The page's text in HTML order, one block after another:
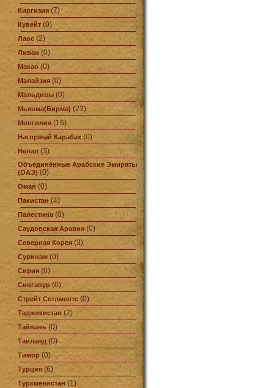
Киргизия (7)
Кувейт (0)
Лаос (2)
Ливан (0)
Макао (0)
Малайзия (0)
Мальдивы (0)
Мьянма(Бирма) (23)
Монголия (16)
Нагорный Карабах (0)
Непал (3)
Объединённые Арабские Эмираты
(ОАЭ) (0)
Оман (0)
Пакистан (4)
Палестина (0)
Саудовская Аравия (0)
Северная Корея (3)
Суринам (0)
Сирия (0)
Сингапур (0)
Стрейт Сетлментс (0)
Таджикистан (2)
Тайвань (0)
Таиланд (0)
Тимор (0)
Турция (6)
Туркменистан (1)